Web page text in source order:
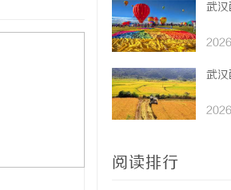
武
武
阅读排行